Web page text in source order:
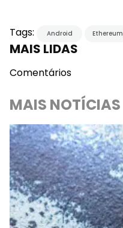
Tags: Android Ethereum
MAIS LIDAS
Comentários
MAIS NOTÍCIAS